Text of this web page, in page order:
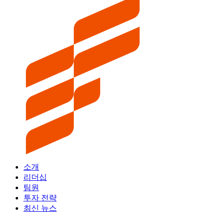
소개
리더십
팀원
투자 전략
최신 뉴스